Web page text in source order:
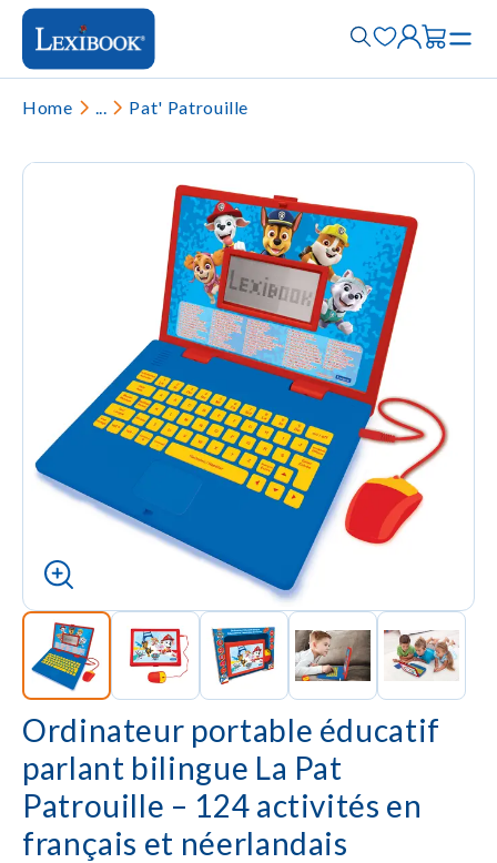
Home ... Pat' Patrouille
Ordinateur portable éducatif
parlant bilingue La Pat
Patrouille – 124 activités en
français et néerlandais